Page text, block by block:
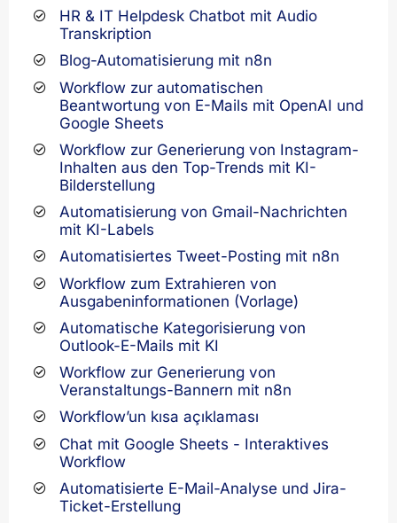
HR & IT Helpdesk Chatbot mit Audio
Transkription
Blog-Automatisierung mit n8n
Workflow zur automatischen
Beantwortung von E-Mails mit OpenAI und
Google Sheets
Workflow zur Generierung von Instagram-
Inhalten aus den Top-Trends mit KI-
Bilderstellung
Automatisierung von Gmail-Nachrichten
mit KI-Labels
Automatisiertes Tweet-Posting mit n8n
Workflow zum Extrahieren von
Ausgabeninformationen (Vorlage)
Automatische Kategorisierung von
Outlook-E-Mails mit KI
Workflow zur Generierung von
Veranstaltungs-Bannern mit n8n
Workflow’un kısa açıklaması
Chat mit Google Sheets - Interaktives
Workflow
Automatisierte E-Mail-Analyse und Jira-
Ticket-Erstellung